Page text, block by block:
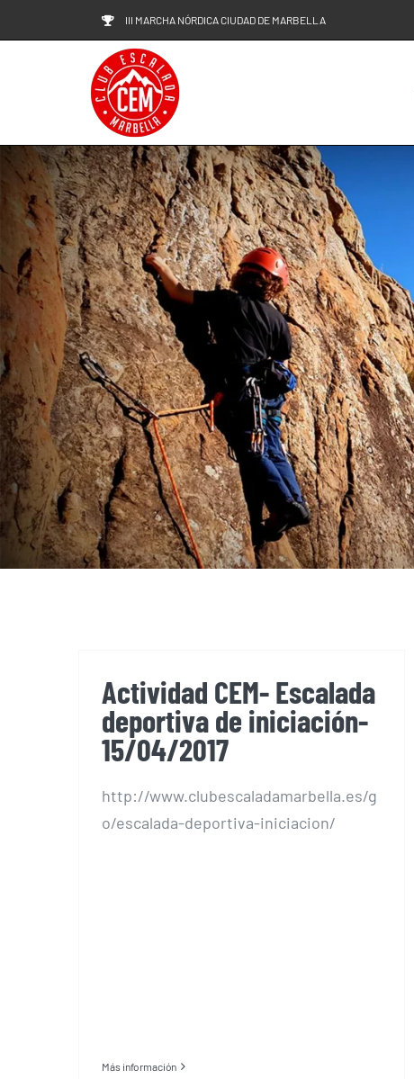
al
III MARCHA NÓRDICA CIUDAD DE MARBELLA
Actividad CEM- Escalada
deportiva de iniciación-
15/04/2017
http://www.clubescaladamarbella.es/g
o/escalada-deportiva-iniciacion/
Más información